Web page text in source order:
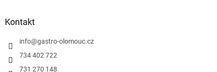
Kontakt
info@gastro-olomouc.cz
734 402 722
731 270 148